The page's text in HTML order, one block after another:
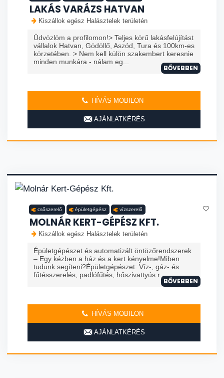
LAKÁS VARÁZS HATVAN
Kiszállok egész Halásztelek területén
Üdvözlöm a profilomon!> Teljes körű lakásfelújítást
vállalok Hatvan, Gödöllő, Aszód, Tura és 100km-es
körzetében. > Nem kell külön szakembert keresnie
minden munkára - nálam eg...
BŐVEBBEN
HÍVÁS MOBILON
AJÁNLATKÉRÉS
csőszerelő épületgépész vízszerelő
MOLNÁR KERT-GÉPÉSZ KFT.
Kiszállok egész Halásztelek területén
Épületgépészet és automatizált öntözőrendszerek
– Egy kézben a ház és a kert kényelme!Miben
tudunk segíteni?Épületgépészet: Víz-, gáz- és
fűtésszerelés, padlófűtés, hőszivattyús r...
BŐVEBBEN
HÍVÁS MOBILON
AJÁNLATKÉRÉS